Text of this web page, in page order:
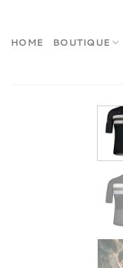
content
HOME BOUTIQUE